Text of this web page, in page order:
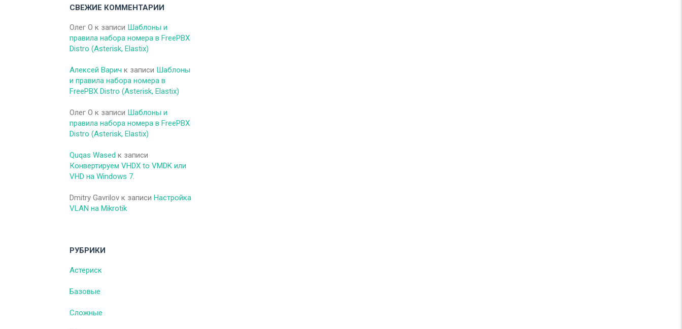
СВЕЖИЕ КОММЕНТАРИИ
Олег O к записи Шаблоны и
правила набора номера в FreePBX
Distro (Asterisk, Elastix)
Алексей Варич к записи Шаблоны
и правила набора номера в
FreePBX Distro (Asterisk, Elastix)
Олег O к записи Шаблоны и
правила набора номера в FreePBX
Distro (Asterisk, Elastix)
Quqas Wased к записи
Конвертируем VHDX to VMDK или
VHD на Windows 7.
Dmitry Gavrilov к записи Настройка
VLAN на Mikrotik
РУБРИКИ
Астериск
Базовые
Сложные